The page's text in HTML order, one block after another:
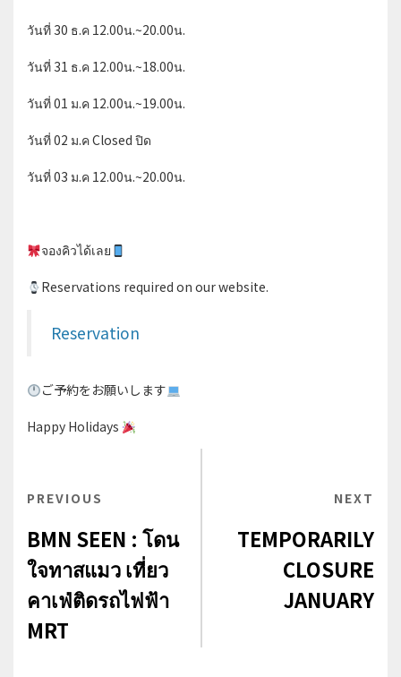
วันที่ 30 ธ.ค 12.00น.~20.00น.
วันที่ 31 ธ.ค 12.00น.~18.00น.
วันที่ 01 ม.ค 12.00น.~19.00น.
วันที่ 02 ม.ค Closed ปิด
วันที่ 03 ม.ค 12.00น.~20.00น.
จองคิวได้เลย
Reservations required on our website.
Reservation
ご予約をお願いします
Happy Holidays
ナ
ビ
ゲ
ー
PREVIOUS
PREVIOUS
BMN SEEN : โดน
ใจทาสแมว เที่ยว
คาเฟ่ติดรถไฟฟ้า
MRT
NEXT
TEMPORARILY
CLOSURE
JANUARY